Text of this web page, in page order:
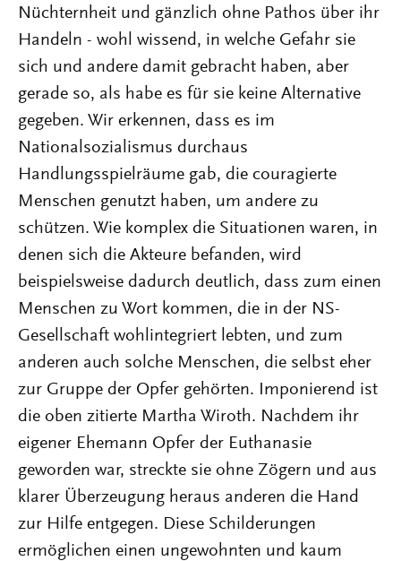
Nüchternheit und gänzlich ohne Pathos über ihr
Handeln - wohl wissend, in welche Gefahr sie
sich und andere damit gebracht haben, aber
gerade so, als habe es für sie keine Alternative
gegeben. Wir erkennen, dass es im
Nationalsozialismus durchaus
Handlungsspielräume gab, die couragierte
Menschen genutzt haben, um andere zu
schützen. Wie komplex die Situationen waren, in
denen sich die Akteure befanden, wird
beispielsweise dadurch deutlich, dass zum einen
Menschen zu Wort kommen, die in der NS-
Gesellschaft wohlintegriert lebten, und zum
anderen auch solche Menschen, die selbst eher
zur Gruppe der Opfer gehörten. Imponierend ist
die oben zitierte Martha Wiroth. Nachdem ihr
eigener Ehemann Opfer der Euthanasie
geworden war, streckte sie ohne Zögern und aus
klarer Überzeugung heraus anderen die Hand
zur Hilfe entgegen. Diese Schilderungen
ermöglichen einen ungewohnten und kaum